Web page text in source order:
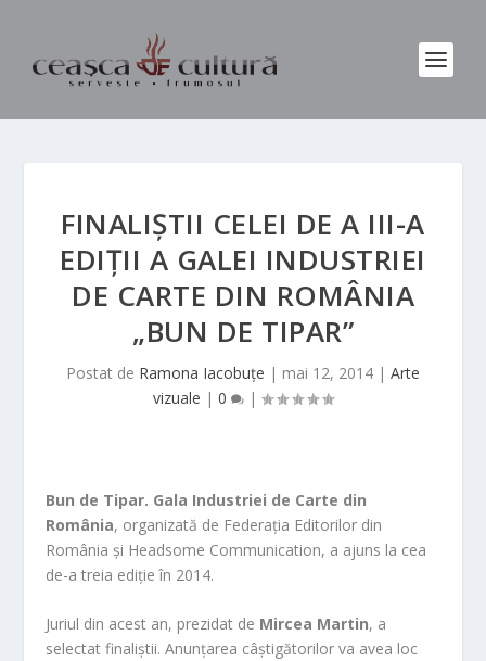
FINALIŞTII CELEI DE A III-A
EDIŢII A GALEI INDUSTRIEI
DE CARTE DIN ROMÂNIA
„BUN DE TIPAR”
Postat de Ramona Iacobuțe | mai 12, 2014 | Arte
vizuale | 0 |
Bun de Tipar. Gala Industriei de Carte din
România, organizată de Federația Editorilor din
România și Headsome Communication, a ajuns la cea
de-a treia ediție în 2014.
Juriul din acest an, prezidat de Mircea Martin, a
selectat finaliștii. Anunțarea câștigătorilor va avea loc